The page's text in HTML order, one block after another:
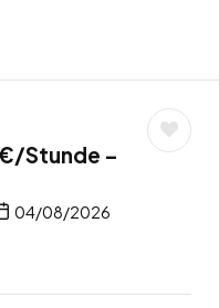
Stunde –
04/08/2026